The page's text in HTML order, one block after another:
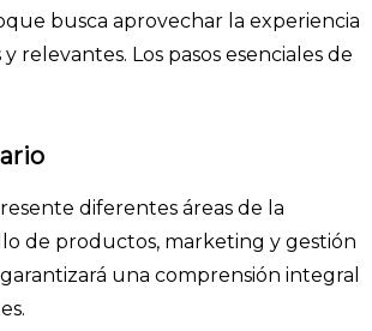
busca aprovechar la experiencia
Los pasos esenciales de
diferentes áreas de la
de productos, marketing y gestión
una comprensión integral